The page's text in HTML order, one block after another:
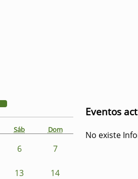
Sáb Dom
6 7
13 14
Eventos
No existe